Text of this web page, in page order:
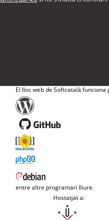
El lloc web de Softcatalà funciona
entre altre programari lliure.
Hostatjat a: